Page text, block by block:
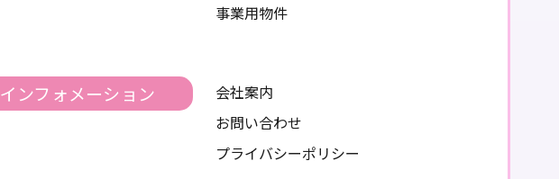
事業用物件
インフォメーション
会社案内
お問い合わせ
プライバシーポリシー